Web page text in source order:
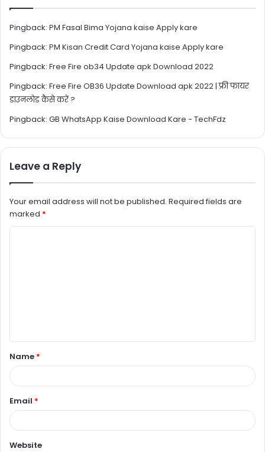
Pingback: PM Fasal Bima Yojana kaise Apply kare
Pingback: PM Kisan Credit Card Yojana kaise Apply kare
Pingback: Free Fire ob34 Update apk Download 2022
Pingback: Free Fire OB36 Update Download apk 2022 | फ्री फायर
डाउनलोड कैसे करें ?
Pingback: GB WhatsApp Kaise Download Kare - TechFdz
Leave a Reply
Your email address will not be published. Required fields are
marked *
t
*
Name *
Email *
Website